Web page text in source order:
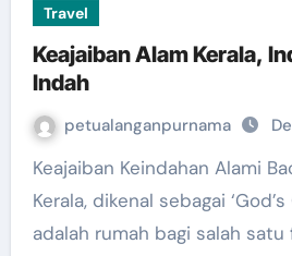
Travel
Keajaiban Alam Kerala,
Indah
petualanganpurnama
Keajaiban Keindahan Alami Backwaters Kerala
Kerala, dikenal sebagai
adalah rumah bagi salah